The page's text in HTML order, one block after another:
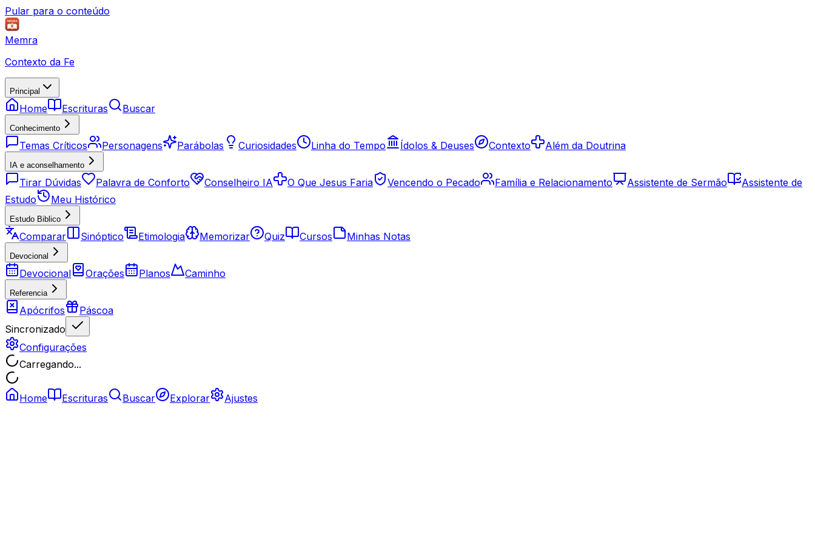
Pular para o conteúdo
Memra
Contexto da Fe
Principal
Home Escrituras Buscar
Conhecimento
Temas Críticos Personagens Parábolas Curiosidades Linha do Tempo Ídolos & Deuses Contexto Além da Doutrina
IA e aconselhamento
Tirar Dúvidas Palavra de Conforto Conselheiro IA O Que Jesus Faria Vencendo o Pecado Família e Relacionamento Assistente de Sermão
Assistente de
Estudo
Meu Histórico
Estudo Biblico
Comparar Sinóptico Etimologia Memorizar Quiz Cursos Minhas Notas
Devocional
Devocional Orações Planos Caminho
Referencia
Apócrifos
Páscoa
Sincronizado
Configurações
Carregando...
Home Escrituras Buscar Explorar Ajustes